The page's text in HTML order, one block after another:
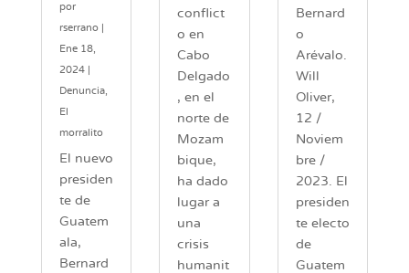
por
rserrano|
Ene 18,
2024|
Denuncia,
El
morralito
El nuevo
presiden
te de
Guatem
ala,
Bernard
conflict
o en
Cabo
Delgado
, en el
norte de
Mozam
bique,
ha dado
lugar a
una
crisis
humanit
Bernard
o
Arévalo.
Will
Oliver,
12 /
Noviem
bre /
2023. El
presiden
te electo
de
Guatem